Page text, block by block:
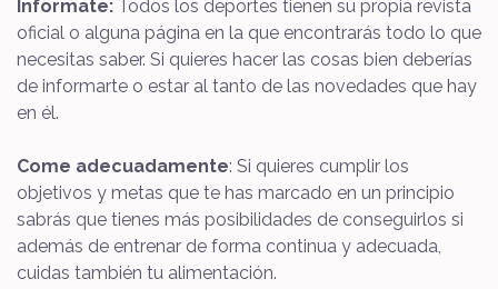
Informate: Todos los deportes tienen su propia revista
oficial o alguna página en la que encontrarás todo lo que
necesitas saber. Si quieres hacer las cosas bien deberías
de informarte o estar al tanto de las novedades que hay
en él.
Come adecuadamente: Si quieres cumplir los
objetivos y metas que te has marcado en un principio
sabrás que tienes más posibilidades de conseguirlos si
además de entrenar de forma continua y adecuada,
cuidas también tu alimentación.